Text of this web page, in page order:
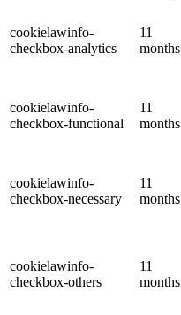
cookielawinfo-
checkbox-analytics
11
months
cookielawinfo-
checkbox-functional
11
months
cookielawinfo-
checkbox-necessary
11
months
cookielawinfo-
checkbox-others
11
months